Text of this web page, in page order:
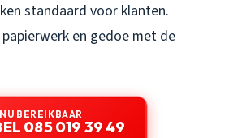
standaard voor klanten.
en gedoe met de
NU BEREIKBAAR
085 019 39 49